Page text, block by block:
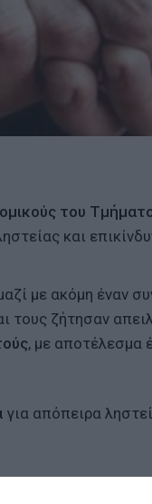
του
και
με ακόμη έναν
τους ζήτησαν
, με αποτέλεσμα
για απόπειρα
τριών ανηλίκων